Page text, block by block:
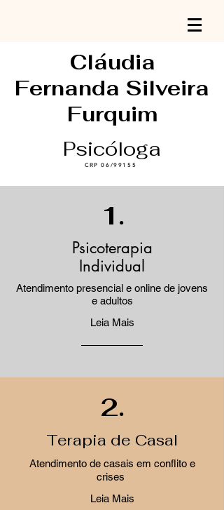
Cláudia
Fernanda Silveira
Furquim
Psicóloga
CRP 06/99155
1.
Psicoterapia
Individual
Atendimento presencial e online de jovens
e adultos
Leia Mais
2.
Terapia de Casal
Atendimento de casais em conflito e
crises
Leia Mais